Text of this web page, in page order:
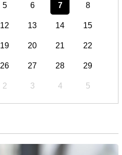
5 6 7 8
12 13 14 15
19 20 21 22
26 27 28 29
2 3 4 5